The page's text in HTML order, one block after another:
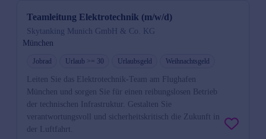
Teamleitung Elektrotechnik (m/w/d)
Skytanking Munich GmbH & Co. KG
München
Jobrad Urlaub >= 30 Urlaubsgeld Weihnachtsgeld
Leiten Sie das Elektrotechnik-Team am Flughafen
München und sorgen Sie für einen reibungslosen Betrieb
der technischen Infrastruktur. Gestalten Sie
verantwortungsvoll und sicherheitskritisch die Zukunft in
der Luftfahrt.